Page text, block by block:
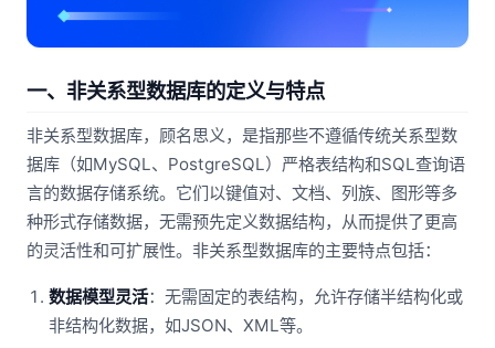
一、非关系型数据库的定义与特点
非关系型数据库，顾名思义，是指那些不遵循传统关系型数
据库（如MySQL、PostgreSQL）严格表结构和SQL查询语
言的数据存储系统。它们以键值对、文档、列族、图形等多
种形式存储数据，无需预先定义数据结构，从而提供了更高
的灵活性和可扩展性。非关系型数据库的主要特点包括：
数据模型灵活：无需固定的表结构，允许存储半结构化或
非结构化数据，如JSON、XML等。